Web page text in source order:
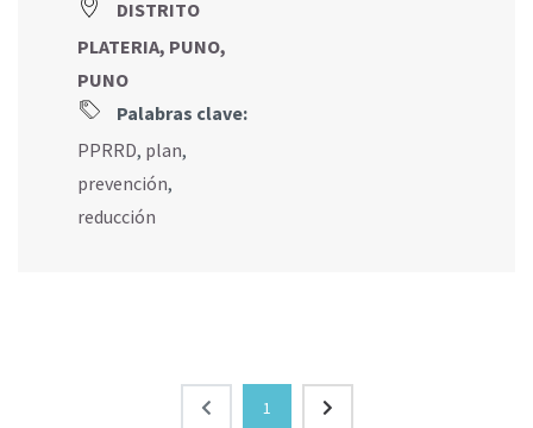
DISTRITO
PLATERIA, PUNO,
PUNO
Palabras clave:
PPRRD, plan,
prevención,
reducción
1